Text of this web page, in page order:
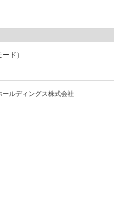
ド）
ルディングス株式会社